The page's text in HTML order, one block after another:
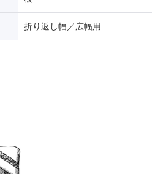
折り返し幅／広幅用